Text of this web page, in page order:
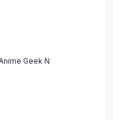
Geek N